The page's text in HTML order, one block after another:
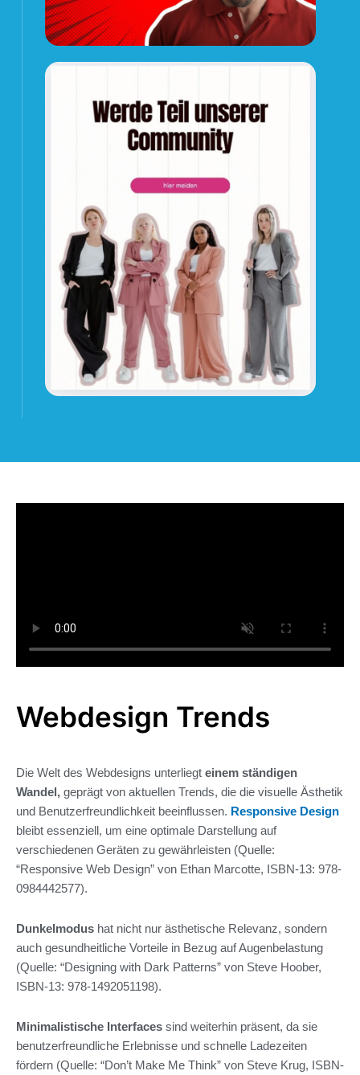
Webdesign Trends​​
Die Welt des Webdesigns unterliegt einem ständigen
Wandel, geprägt von aktuellen Trends, die die visuelle Ästhetik
und Benutzerfreundlichkeit beeinflussen. Responsive Design
bleibt essenziell, um eine optimale Darstellung auf
verschiedenen Geräten zu gewährleisten (Quelle:
“Responsive Web Design” von Ethan Marcotte, ISBN-13: 978-
0984442577).
Dunkelmodus hat nicht nur ästhetische Relevanz, sondern
auch gesundheitliche Vorteile in Bezug auf Augenbelastung
(Quelle: “Designing with Dark Patterns” von Steve Hoober,
ISBN-13: 978-1492051198).
Minimalistische Interfaces sind weiterhin präsent, da sie
benutzerfreundliche Erlebnisse und schnelle Ladezeiten
fördern (Quelle: “Don’t Make Me Think” von Steve Krug, ISBN-